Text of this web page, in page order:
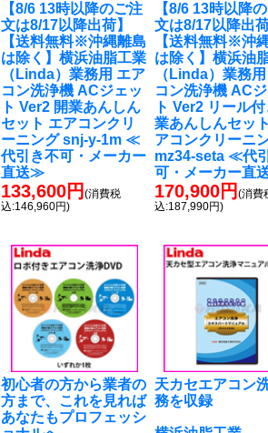
【8/6 13時以降のご注
文は8/17以降出荷】
【送料無料※沖縄離島
は除く】横浜油脂工業
（Linda）業務用 エア
コン洗浄機 ACジェッ
ト Ver2 開業あんしん
セット エアコンクリ
ーニング snj-y-1m ≪
代引き不可・メーカー
直送≫
133,600円(消費税
込:146,960円)
【8/6 13時以降
文は8/17以降出荷
【送料無料※沖
は除く】横浜油
（Linda）業務
コン洗浄機 AC
ト Ver2 リール
業あんしんセッ
アコンクリーニ
mz34-seta ≪代
可・メーカー直
170,900円 (消費
込:187,990円)
初心者の方から業者の
方まで、これを見れば
あなたもプロフェッシ
天カセエアコン
務を収録